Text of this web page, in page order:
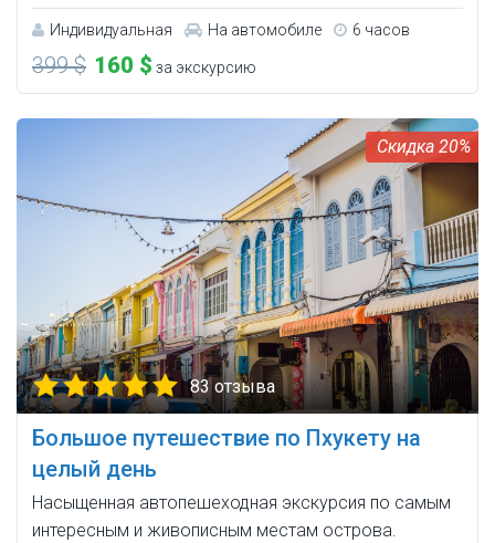
Индивидуальная На автомобиле 6 часов
399 $ 160 $ за экскурсию
20%
83 отзыва
Большое путешествие по Пхукету на
целый день
Насыщенная автопешеходная экскурсия по самым
интересным и живописным местам острова.